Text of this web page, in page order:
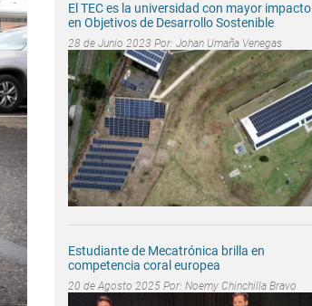
El TEC es la universidad con mayor impacto
en Objetivos de Desarrollo Sostenible
28 de Junio 2023 Por: Johan Umaña Venegas
Estudiante de Mecatrónica brilla en
competencia coral europea
20 de Agosto 2025 Por: Noemy Chinchilla Bravo